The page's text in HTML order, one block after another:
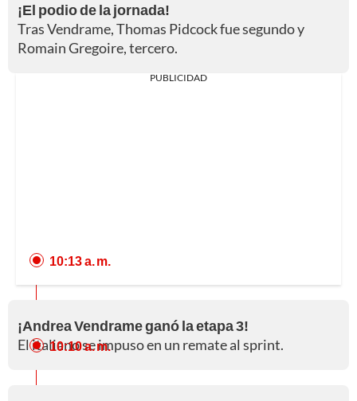
¡El podio de la jornada!
Tras Vendrame, Thomas Pidcock fue segundo y
Romain Gregoire, tercero.
PUBLICIDAD
10:13 a. m.
¡Andrea Vendrame ganó la etapa 3!
El italiano se impuso en un remate al sprint.
10:10 a. m.